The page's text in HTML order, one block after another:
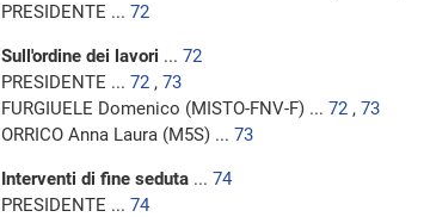
PRESIDENTE ... 72
Sull'ordine dei lavori ... 72
PRESIDENTE ... 72 , 73
FURGIUELE Domenico (MISTO-FNV-F) ... 72 , 73
ORRICO Anna Laura (M5S) ... 73
Interventi di fine seduta ... 74
PRESIDENTE ... 74